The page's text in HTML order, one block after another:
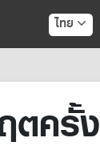
ไทย
ตครั้ง